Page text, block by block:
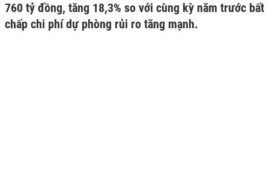
760 tỷ đồng, tăng 18,3% so với cùng kỳ năm trước bất
chấp chi phí dự phòng rủi ro tăng mạnh.